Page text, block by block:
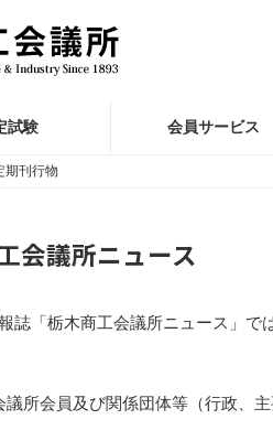
試験 会員サービス
期刊行物
会議所ニュース
誌「栃木商工会議所ニュース」
会員及び関係団体等（行政、主